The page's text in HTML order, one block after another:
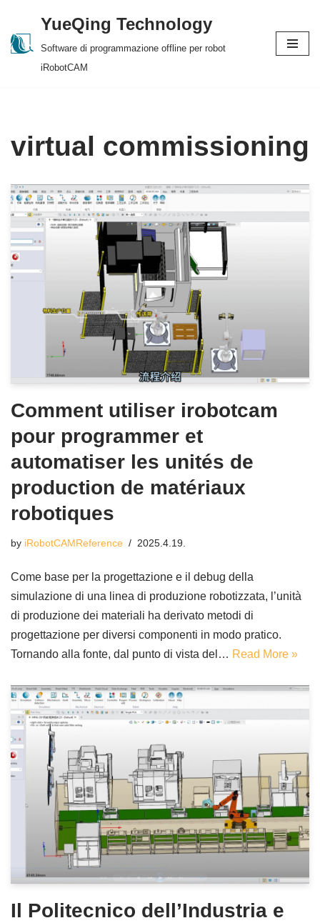
Skip
YueQing Technology
Software di programmazione offline per robot
iRobotCAM
virtual commissioning
Comment utiliser irobotcam
pour programmer et
automatiser les unités de
production de matériaux
robotiques
by iRobotCAMReference 2025.4.19.
Come base per la progettazione e il debug della
simulazione di una linea di produzione robotizzata, l’unità
di produzione dei materiali ha derivato metodi di
progettazione per diversi componenti in modo pratico.
Tornando alla fonte, dal punto di vista del… Read More »
Il Politecnico dell’Industria e